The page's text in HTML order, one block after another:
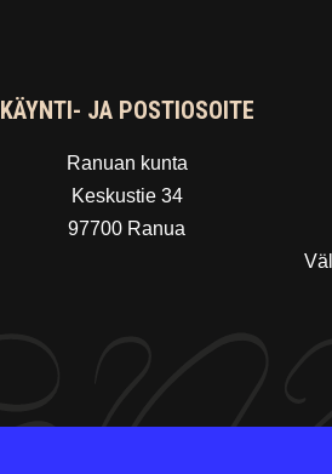
KÄYNTI- JA POSTIOSOITE
Ranuan kunta
Keskustie 34
97700 Ranua